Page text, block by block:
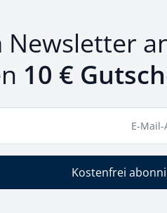
Newsletter
10 €
E-
Kostenfrei